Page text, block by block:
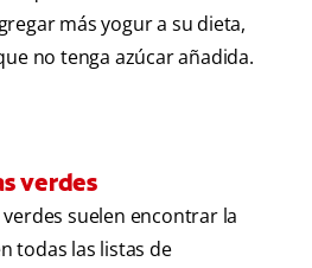
más yogur a su dieta,
no tenga azúcar añadida.
verdes
suelen encontrar la
todas las listas de